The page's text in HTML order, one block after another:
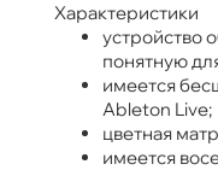
Характеристики
устройство
понятную
имеется
Ableton Live;
цветная
имеется